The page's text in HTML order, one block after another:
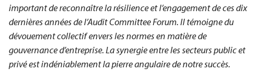
important de reconnaître la résilience et l’engagement de ces dix
dernières années de l’Audit Committee Forum. Il témoigne du
dévouement collectif envers les normes en matière de
gouvernance d’entreprise. La synergie entre les secteurs public et
privé est indéniablement la pierre angulaire de notre succès.